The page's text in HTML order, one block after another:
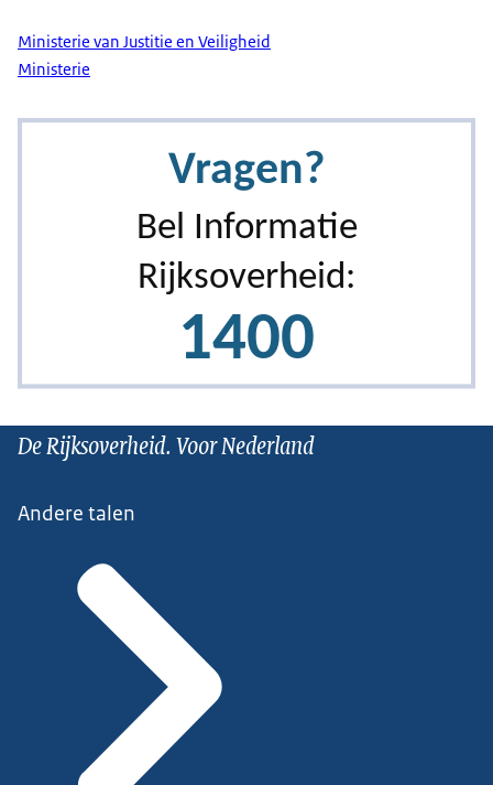
Ministerie van Justitie en Veiligheid
Ministerie
De Rijksoverheid. Voor Nederland
Andere talen